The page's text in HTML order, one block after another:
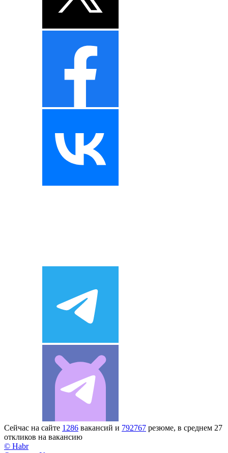
Сейчас на сайте 1286 вакансий и 792767 резюме, в среднем 27
откликов на вакансию
© Habr